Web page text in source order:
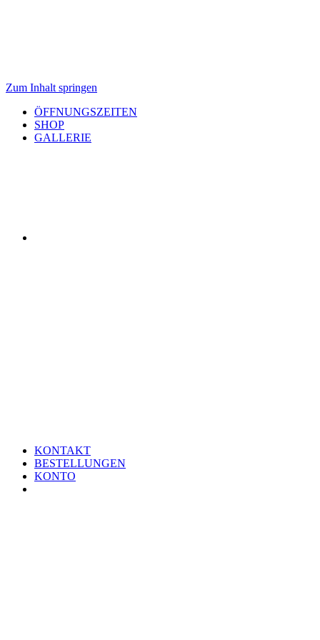
Zum Inhalt springen
ÖFFNUNGSZEITEN
SHOP
GALLERIE
KONTAKT
BESTELLUNGEN
KONTO